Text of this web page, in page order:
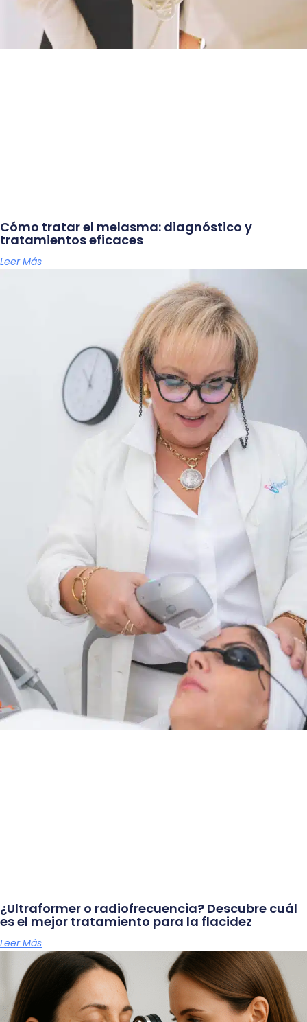
Cómo tratar el melasma: diagnóstico y
tratamientos eficaces
Leer Más
¿Ultraformer o radiofrecuencia? Descubre cuál
es el mejor tratamiento para la flacidez
Leer Más